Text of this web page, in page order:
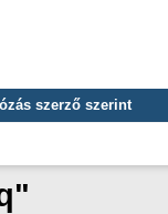
szerző szerint
"